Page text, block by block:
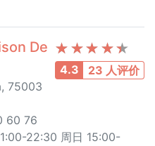
4.3 23 人评价
De
75003
60 76
22:30 周日 15:00-